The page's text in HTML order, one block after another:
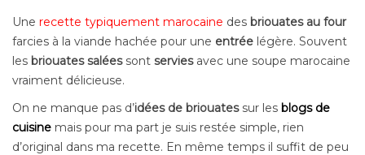
Une recette typiquement marocaine des briouates au four
farcies à la viande hachée pour une entrée légère. Souvent
les briouates saléessont serviesavec une soupe marocaine
vraiment délicieuse.
On ne manque pas d’idées de briouatessur les blogs de
cuisine mais pour ma part je suis restée simple, rien
d’original dans ma recette. En même temps il suffit de peu